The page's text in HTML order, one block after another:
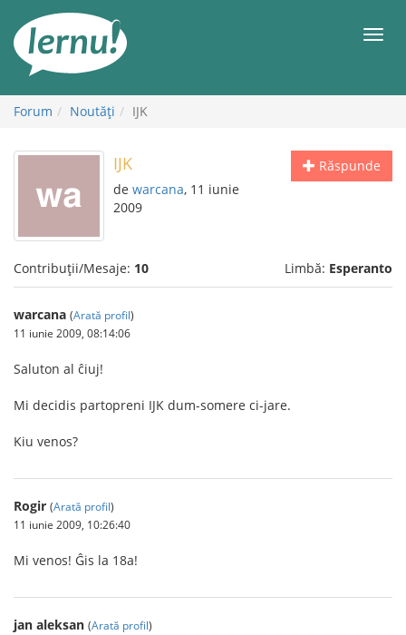
conținut
Forum Noutăţi IJK
Răspunde
IJK
de warcana, 11 iunie
2009
Contribuții/Mesaje: 10 Limbă: Esperanto
warcana (Arată profil)
11 iunie 2009, 08:14:06
Saluton al ĉiuj!
Mi decidis partopreni IJK dum-somere ci-jare.
Kiu venos?
Rogir (Arată profil)
11 iunie 2009, 10:26:40
Mi venos! Ĝis la 18a!
jan aleksan (Arată profil)